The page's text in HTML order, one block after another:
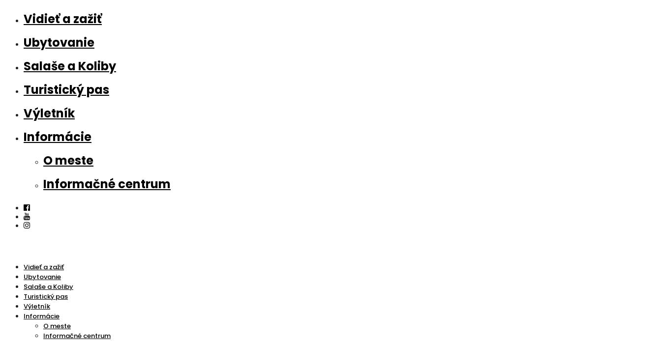
Vidieť a zažiť
Ubytovanie
Salaše a Koliby
Turistický pas
Výletník
Informácie
O meste
Informačné centrum
Vidieť a zažiť
Ubytovanie
Salaše a Koliby
Turistický pas
Výletník
Informácie
O meste
Informačné centrum